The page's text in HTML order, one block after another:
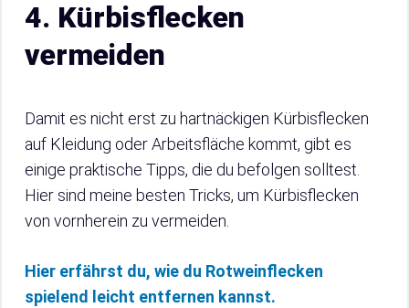
4. Kürbisflecken
vermeiden
Damit es nicht erst zu hartnäckigen Kürbisflecken
auf Kleidung oder Arbeitsfläche kommt, gibt es
einige praktische Tipps, die du befolgen solltest.
Hier sind meine besten Tricks, um Kürbisflecken
von vornherein zu vermeiden.
Hier erfährst du, wie du Rotweinflecken
spielend leicht entfernen kannst.